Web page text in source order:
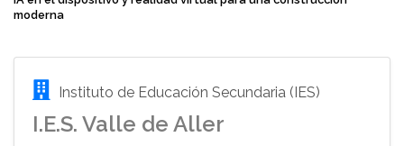
moderna
Instituto de Educación Secundaria (IES)
I.E.S. Valle de Aller